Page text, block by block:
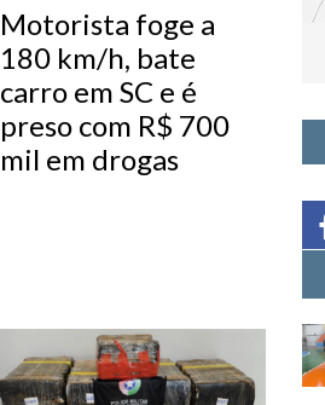
Motorista foge a
180 km/h, bate
carro em SC e é
preso com R$ 700
mil em drogas